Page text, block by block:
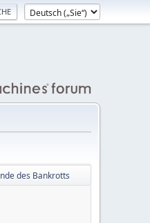
des Bankrotts